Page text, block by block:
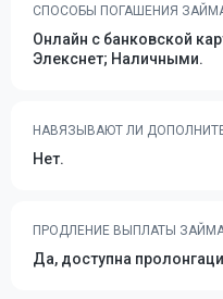
СПОСОБЫ ПОГАШЕНИЯ
Онлайн с банковской
Элекснет; Наличными.
НАВЯЗЫВАЮТ ЛИ
Нет.
ПРОДЛЕНИЕ ВЫПЛАТЫ
Да, доступна